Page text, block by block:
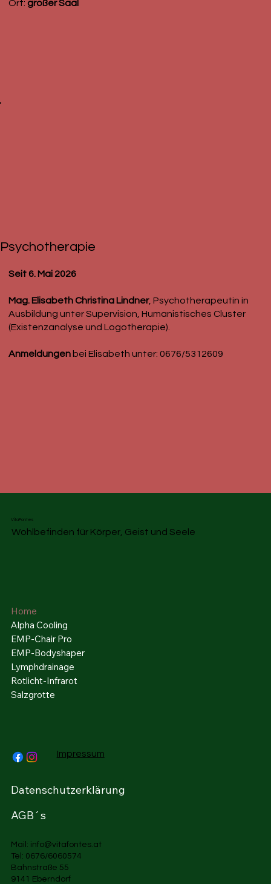
Ort:großer Saal
Psychotherapie
Seit 6. Mai 2026
Mag. Elisabeth Christina Lindner, Psychotherapeutin in
Ausbildung unter Supervision, Humanistisches Cluster
(Existenzanalyse und Logotherapie).
Anmeldungenbei Elisabeth unter: 0676/5312609
VitaFontes
Wohlbefinden für Körper, Geist und Seele
Home
Alpha Cooling
EMP-Chair Pro
EMP-Bodyshaper
Lymphdrainage
Rotlicht-Infrarot
Salzgrotte
Datenschutzerklärung
AGB´s
Impressum
Mail: info@vitafontes.at
Tel: 0676/6060574
Bahnstraße 55
9141 Eberndorf